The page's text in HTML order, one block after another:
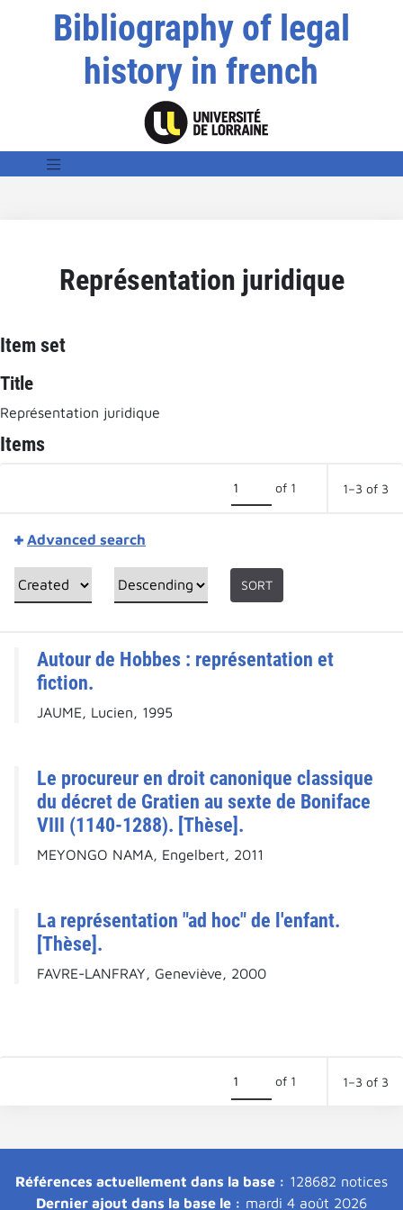
Bibliography of legal
history in french
Représentation juridique
Item set
Title
Représentation juridique
Items
of 1 1–3 of 3
Advanced search
SORT
Autour de Hobbes : représentation et
fiction.
JAUME, Lucien, 1995
Le procureur en droit canonique classique
du décret de Gratien au sexte de Boniface
VIII (1140-1288). [Thèse].
MEYONGO NAMA, Engelbert, 2011
La représentation "ad hoc" de l'enfant.
[Thèse].
FAVRE-LANFRAY, Geneviève, 2000
of 1 1–3 of 3
Références actuellement dans la base : 128682 notices
Dernier ajout dans la base le : mardi 4 août 2026